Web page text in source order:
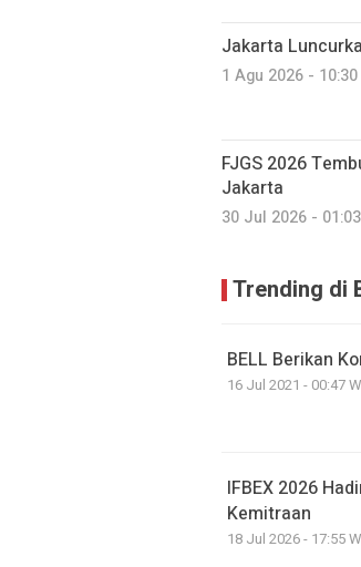
Jakarta
1 Agu 2026 - 10:30
FJGS 2026
Jakarta
30 Jul 2026 -
Trending di
BELL Berikan
16 Jul 2021 - 00:47
IFBEX 2026
Kemitraan
18 Jul 2026 - 17:55